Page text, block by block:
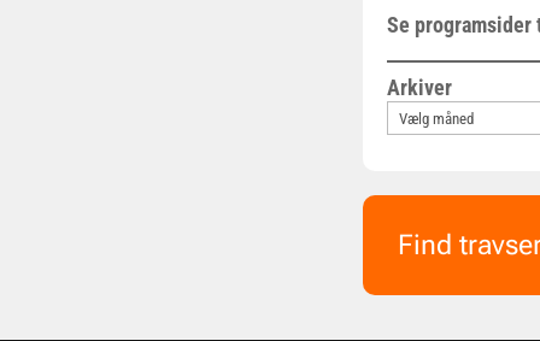
Se
Arkiver
Find